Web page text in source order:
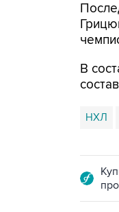
В
НХЛ